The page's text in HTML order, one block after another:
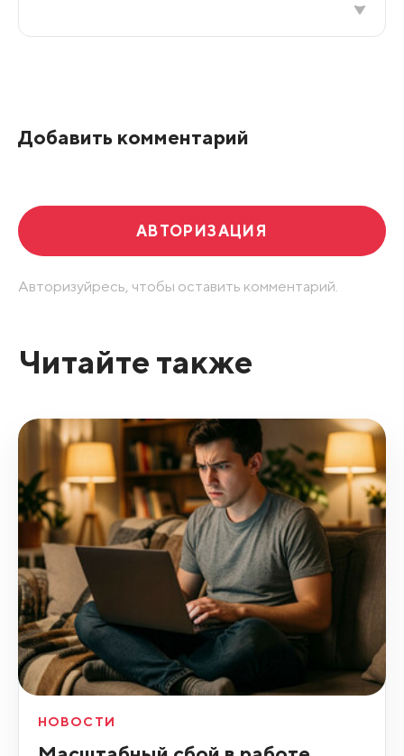
Добавить комментарий
АВТОРИЗАЦИЯ
Авторизуйресь, чтобы оставить комментарий.
Читайте также
НОВОСТИ